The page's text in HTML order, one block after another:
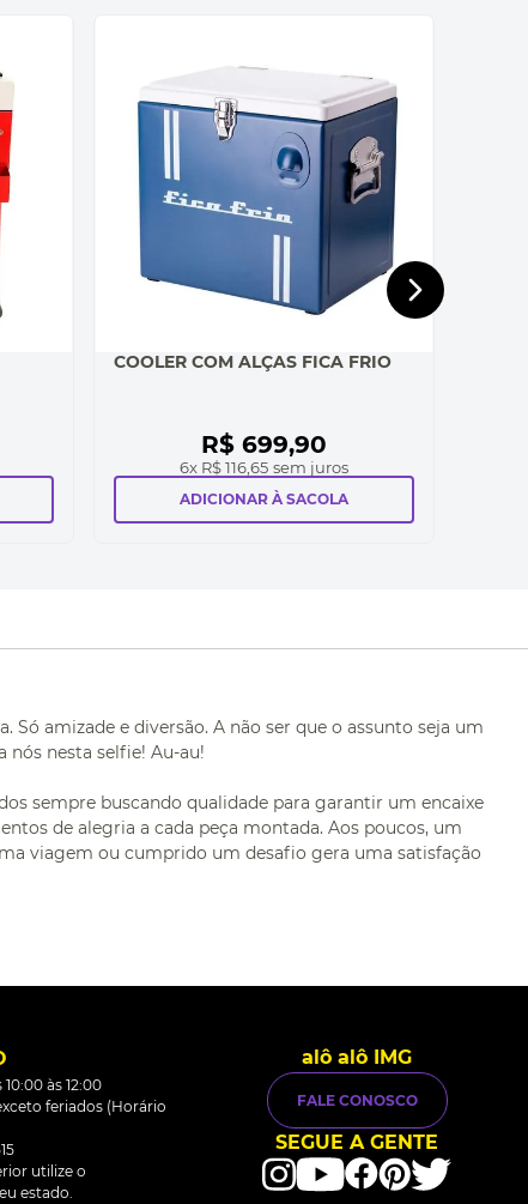
COOLER COM ALÇAS FICA FRIO
R$ 699,90
6x R$ 116,65 sem juros
ADICIONAR À SACOLA
amizade e diversão. A não ser que o assunto seja um
nós nesta selfie! Au-au!
sempre buscando qualidade para garantir um encaixe
de alegria a cada peça montada. Aos poucos, um
viagem ou cumprido um desafio gera uma satisfação
às 12:00
feriados (Horário
utilize o
estado.
alô alô IMG
FALE CONOSCO
SEGUE A GENTE